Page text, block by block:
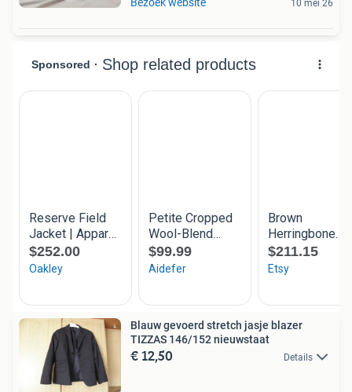
10 mei 26
Blauw gevoerd stretch jasje blazer
TIZZAS 146/152 nieuwstaat
€ 12,50 Details